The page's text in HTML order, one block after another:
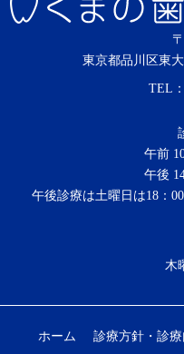
東京都品川区東
TEL：
午前
午後
午後診療は土曜日は18：
木
ホーム 診療方針・診療